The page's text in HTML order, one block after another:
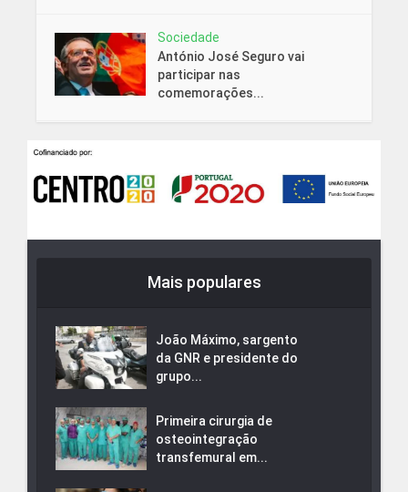
Sociedade
António José Seguro vai
participar nas
comemorações...
Mais populares
João Máximo, sargento
da GNR e presidente do
grupo...
Primeira cirurgia de
osteointegração
transfemural em...